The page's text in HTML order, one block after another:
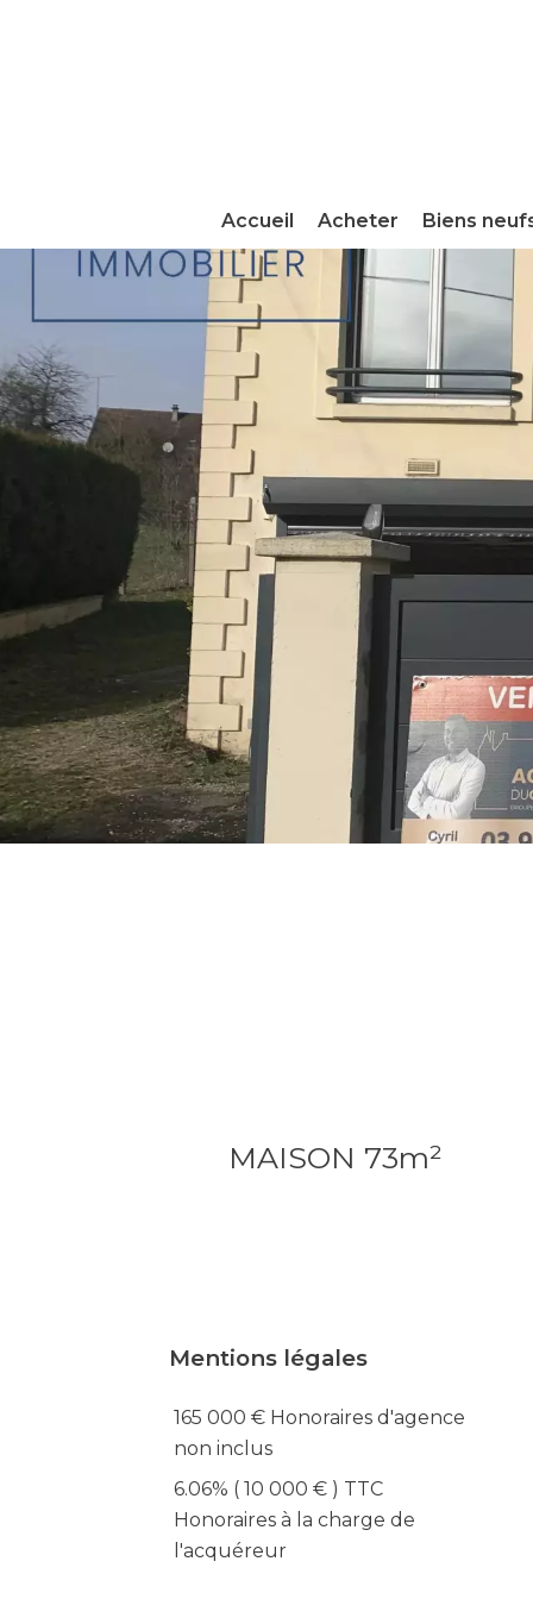
Accueil Acheter Biens
MAISON 73m²
Mentions légales
165 000 € Honoraires d'agence
non inclus
6.06% ( 10 000 € ) TTC
Honoraires à la charge de
l'acquéreur